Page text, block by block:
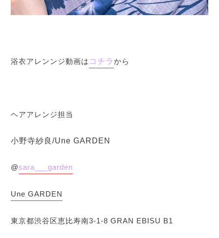
浴衣アレンンジ動画は コチラから
ヘアアレンジ担当
小野寺紗良/Une GARDEN
@sara___garden
Une GARDEN
東京都渋谷区恵比寿南3-1-8GRAN EBISU B1